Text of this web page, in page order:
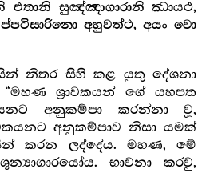
එතානි සුඤ්ඤාගාරානි ඣායථ,
අහුවත්ථ, අයං වො
නිතර සිහි කළ යුතු දේශනා
ශ්‍රාවකයන් ගේ යහපත
අනුකම්පා කරන්නා වූ,
අනුකම්පාව නිසා යමක්
කරන ලද්දේය. මහණ, මේ
භාවනා කරවු,